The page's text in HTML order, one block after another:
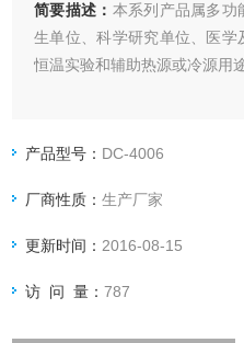
简要描述： 本系列产品属多功
生单位、科学研究单位、医
恒温实验和辅助热源或冷源用途
产品型号： DC-4006
厂商性质：生产厂家
更新时间： 2016-08-15
访 问 量：787